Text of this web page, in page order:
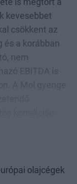
is megtört a
kevesebbet
csökkent az
a korábban
nem
EBITDA is
olajcégek